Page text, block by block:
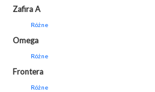
Zafira A
Różne
Omega
Różne
Frontera
Różne